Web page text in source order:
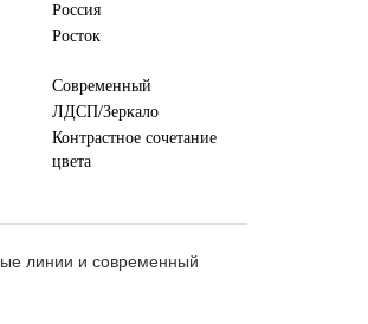
Россия
Росток
Современный
ЛДСП/Зеркало
Контрастное сочетание
цвета
линии и современный